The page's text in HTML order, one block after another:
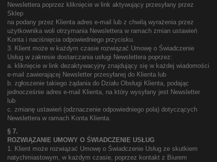
Newslettera poprzez kliknięcie w link aktywujący przesyłany przez
Sklep
na podany przez Klienta adres e-mail lub z chwilą wyrażenia przez
użytkownika woli otrzymania Newslettera w ramach zmian ustawień
Konta i naciśnięcia odpowiedniego przycisku.
3. Klient może w każdym czasie rozwiązać Umowę o Świadczenie
Usług w zakresie dostarczania usługi Newslettera poprzez:
a. kliknięcie w link dezaktywacyjny znajdujący się w każdej wiadomości
e-mail zawierającej Newsletter przesyłanej do Klienta lub
b. zgłoszenie takiego żądania do Działu Obsługi Klienta, podając
jednocześnie adres e-mail Klienta, na który wysyłany jest Newsletter
lub
c. zmianę ustawień (odznaczenie odpowiedniego pola) dotyczących
Newslettera w ramach Konta Klienta.
§ 7.
ROZWIĄZANIE UMOWY O ŚWIADCZENIE USŁUG
1. Klient może rozwiązać Umowę o Świadczenie Usług ze skutkiem
natychmiastowym, w każdym czasie, poprzez kontakt z Biurem